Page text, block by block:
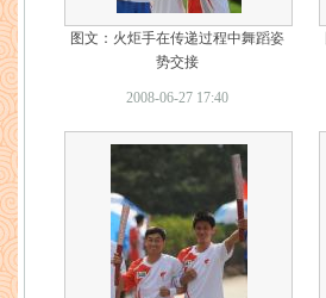
图文：火炬手在传递过程中舞蹈姿
势交接
2008-06-27 17:40